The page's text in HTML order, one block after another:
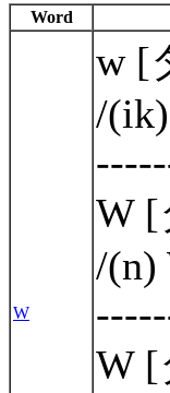
Word
W
w [
/
W [
/(n)
W [